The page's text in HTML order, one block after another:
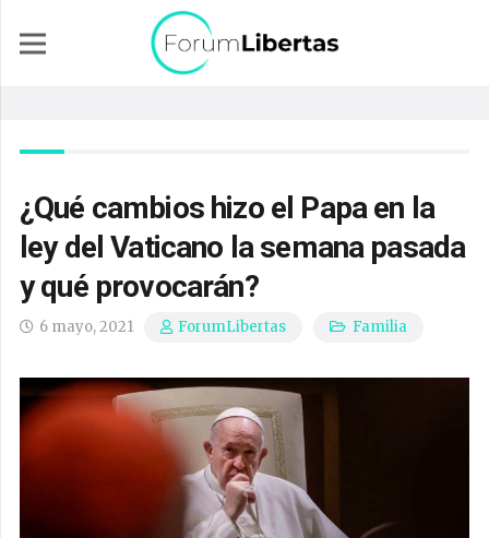
¿Qué cambios hizo el Papa en la
ley del Vaticano la semana pasada
y qué provocarán?
6 mayo, 2021 ForumLibertas Familia